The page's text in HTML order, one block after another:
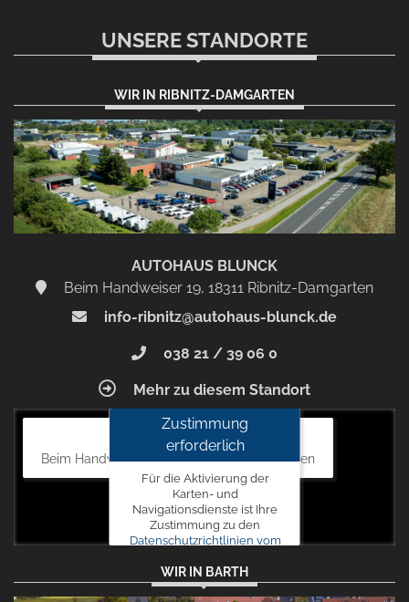
UNSERE STANDORTE
WIR IN RIBNITZ-DAMGARTEN
AUTOHAUS BLUNCK
Beim Handweiser 19, 18311 Ribnitz-Damgarten
info-ribnitz@autohaus-blunck.de
038 21 / 39 06 0
Mehr zu diesem Standort
Autohaus Blunck
Beim Handweiser 19, 18311 Ribnitz-Damgarten
Zustimmung
erforderlich
Für die Aktivierung der
Karten- und
Navigationsdienste ist Ihre
Zustimmung zu den
Datenschutzrichtlinien vom
erforderlich.
WIR IN BARTH